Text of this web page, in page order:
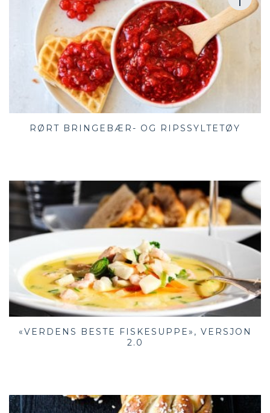
RØRT BRINGEBÆR- OG RIPSSYLTETØY
«VERDENS BESTE FISKESUPPE», VERSJON
2.0